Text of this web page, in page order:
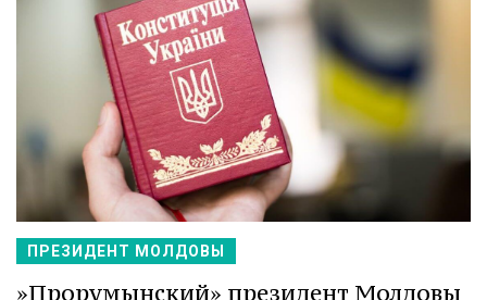
ПРЕЗИДЕНТ МОЛДОВЫ
»Прорумынский» президент Молдовы